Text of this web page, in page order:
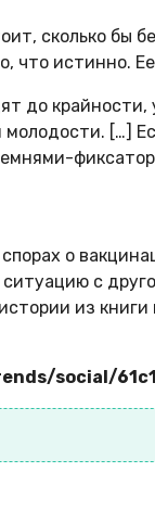
сколько бы
что истинно.
до
[…]
о
с
из
social/